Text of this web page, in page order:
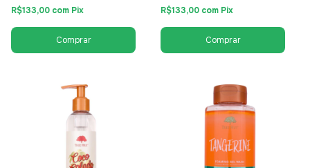
R$133,00 com Pix R$133,00 com Pix